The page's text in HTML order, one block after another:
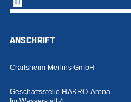
ANSCHRIFT
Crailsheim Merlins GmbH
Geschäftsstelle HAKRO-Arena